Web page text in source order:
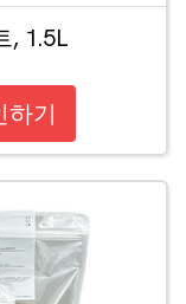
, 1.5L
하기